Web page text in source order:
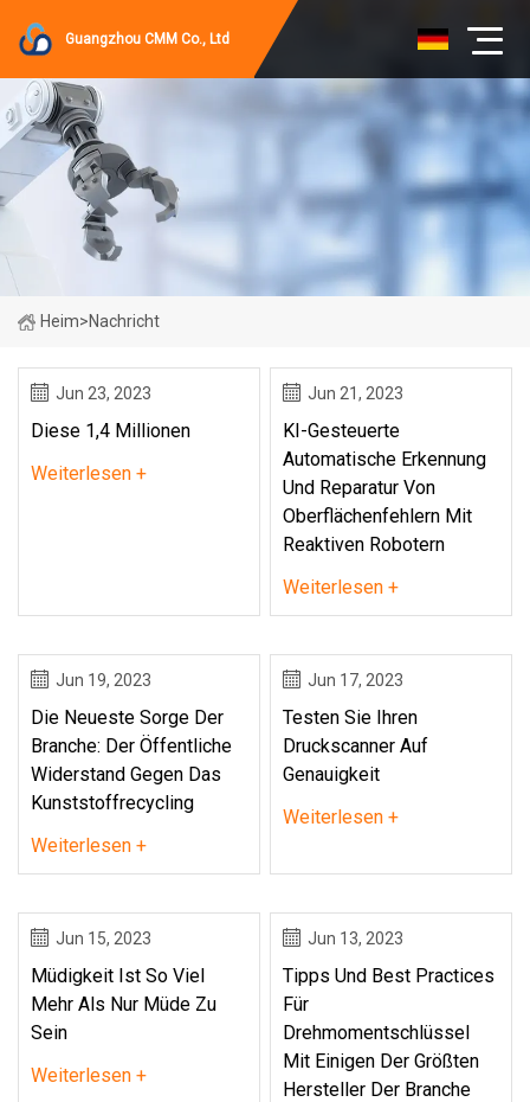
Guangzhou CMM Co., Ltd
Heim>Nachricht
Jun 23, 2023
Diese 1,4 Millionen
Weiterlesen +
Jun 21, 2023
KI-Gesteuerte
Automatische Erkennung
Und Reparatur Von
Oberflächenfehlern Mit
Reaktiven Robotern
Weiterlesen +
Jun 19, 2023
Die Neueste Sorge Der
Branche: Der Öffentliche
Widerstand Gegen Das
Kunststoffrecycling
Weiterlesen +
Jun 17, 2023
Testen Sie Ihren
Druckscanner Auf
Genauigkeit
Weiterlesen +
Jun 15, 2023
Müdigkeit Ist So Viel
Mehr Als Nur Müde Zu
Sein
Weiterlesen +
Jun 13, 2023
Tipps Und Best Practices
Für
Drehmomentschlüssel
Mit Einigen Der Größten
Hersteller Der Branche